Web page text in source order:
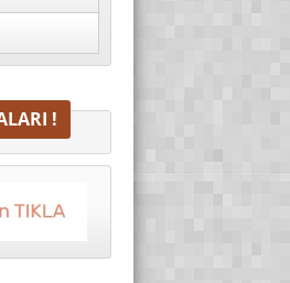
!